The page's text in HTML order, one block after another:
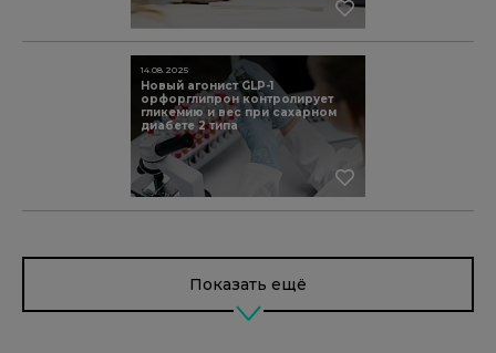
Новый агонист GLP-1
орфорглипрон контролирует
гликемию и вес при сахарном
диабете 2 типа
14.08.2025
Показать ещё